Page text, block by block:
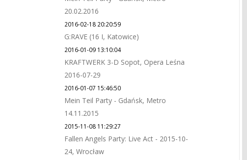
20.02.2016
2016-02-18 20:20:59
G:RAVE (16 I, Katowice)
2016-01-09 13:10:04
KRAFTWERK 3-D Sopot, Opera Leśna
2016-07-29
2016-01-07 15:46:50
Mein Teil Party - Gdańsk, Metro
14.11.2015
2015-11-08 11:29:27
Fallen Angels Party: Live Act - 2015-10-
24, Wrocław